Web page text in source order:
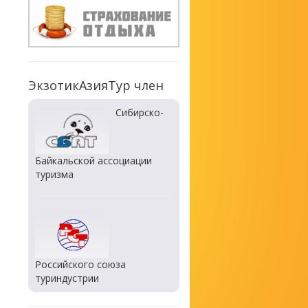
ЭкзотикАзияТур член
Сибирско-
Байкальской ассоциации
туризма
Российского союза
туриндустрии